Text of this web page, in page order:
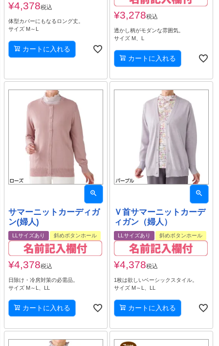
¥4,378税込
体型カバーにもなるロング丈。
サイズ M～L
カートに入れる
¥3,278税込
透かし柄がモダンな雰囲気。
サイズ M、L
カートに入れる
サマーニットカーディガ
ン(婦人)
LLサイズあり 斜めボタンホール
¥4,378税込
日除け・冷房対策の必需品。
サイズ M～L、LL
カートに入れる
Ｖ首サマーニットカーデ
ィガン（婦人）
LLサイズあり 斜めボタンホール
¥4,378税込
1枚は欲しいベーシックスタイル。
サイズ M～L、LL
カートに入れる